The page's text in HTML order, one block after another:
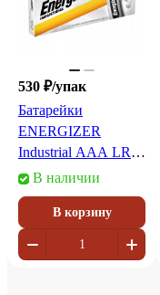
530 ₽/упак
Батарейки
ENERGIZER
Industrial ААА LR03
(коробка 10шт)
В наличии
В корзину